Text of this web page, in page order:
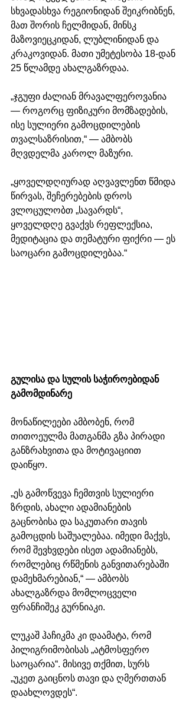
სხვადასხვა რეგიონიდან შეიკრიბნენ,
მათ შორის ჩელმიდან, მინსკ
მაზოვიეცკიდან, ლუბლინიდან და
კრაკოვიდან. მათი უმეტესობა 18-დან
25 წლამდე ახალგაზრდაა.
„ჯგუფი ძალიან მრავალფეროვანია
— როგორც ფიზიკური მომზადების,
ისე სულიერი გამოცდილების
თვალსაზრისით,“ — ამბობს
მღვდელმა კაროლ მაზური.
„ყოველდღიურად აღვავლენთ წმიდა
წირვას, შეჩერებების დროს
ვლოცულობთ „სავარდს“,
ყოველდღე გვაქვს რეფლექსია,
მედიტაცია და თემატური ფიქრი — ეს
საოცარი გამოცდილებაა.“
გულისა და სულის საჭიროებიდან
გამომდინარე
მონაწილეები ამბობენ, რომ
თითოეულმა მათგანმა გზა პირადი
განზრახვითა და მოტივაციით
დაიწყო.
„ეს გამოწვევა ჩემთვის სულიერი
ზრდის, ახალი ადამიანების
გაცნობისა და საკუთარი თავის
გამოცდის საშუალებაა. იმედი მაქვს,
რომ შევხვდები ისეთ ადამიანებს,
რომლებიც რწმენის განვითარებაში
დამეხმარებიან,“ — ამბობს
ახალგაზრდა მომლოცველი
ფრანჩიშეკ გურნიაკი.
ლუკაშ ჰაჩიკმა კი დაამატა, რომ
პილიგრიმობისას „ატმოსფერო
საოცარია“. მისივე თქმით, სურს
„უკეთ გაიცნოს თავი და ღმერთთან
დაახლოვდეს“.